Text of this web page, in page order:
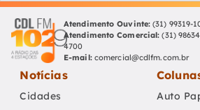
Atendimento Ouvinte: (31) 99319-
Atendimento Comercial: (31)
4700
E-mail: comercial@cdlfm.com.br
Notícias
Cidades
Auto